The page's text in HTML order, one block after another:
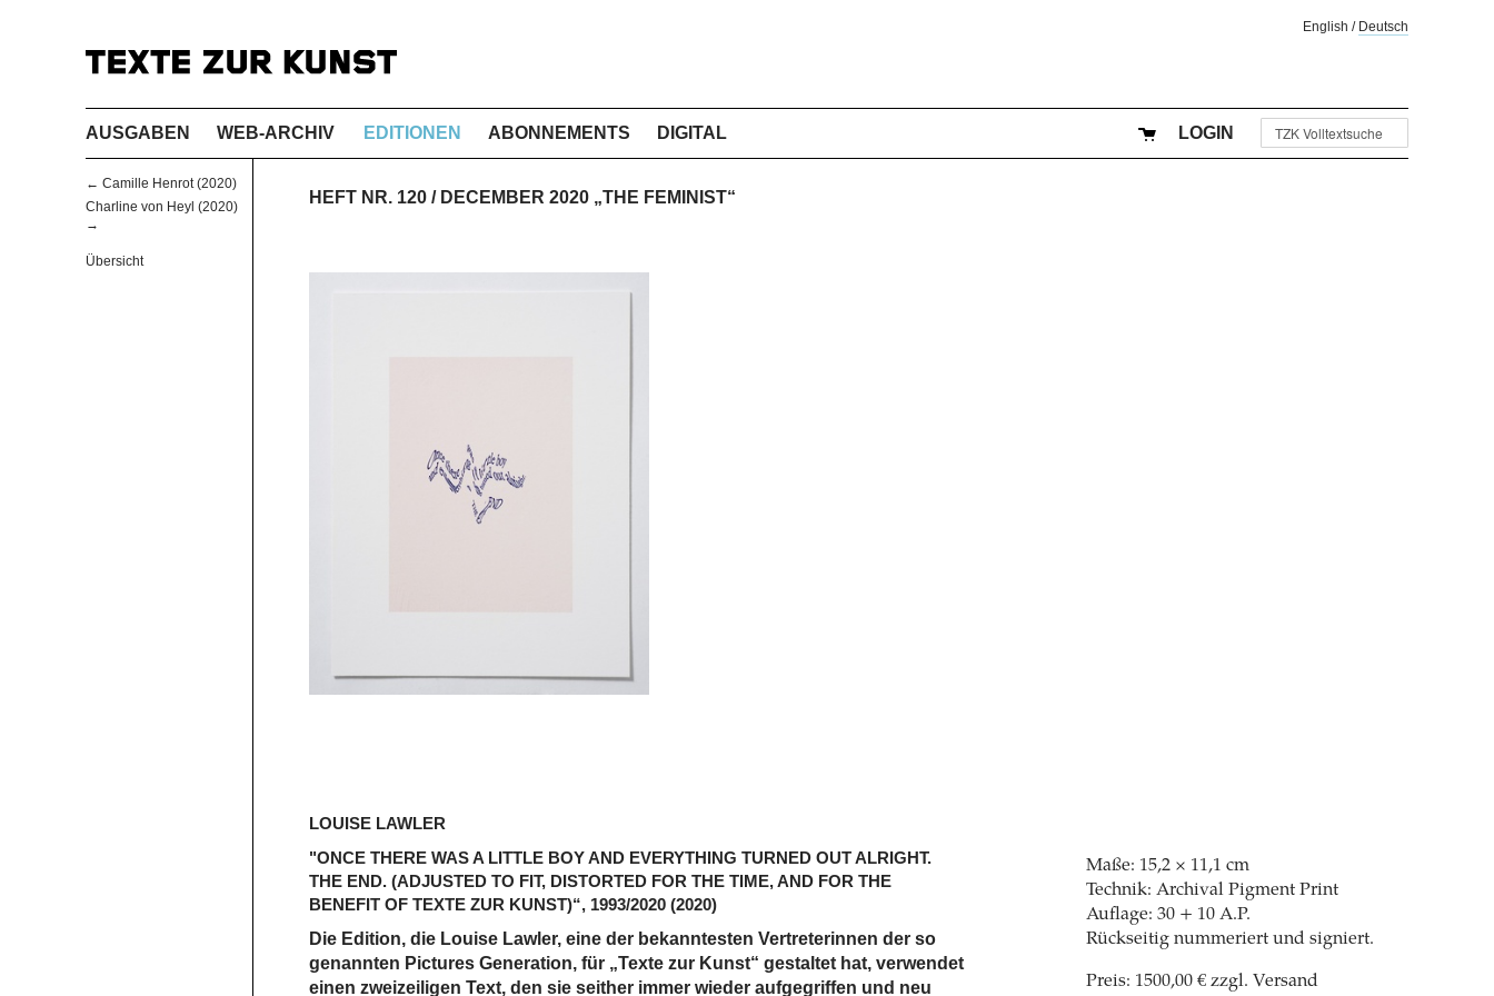
English / Deutsch
AUSGABEN WEB-ARCHIV EDITIONEN ABONNEMENTS DIGITAL LOGIN
← Camille Henrot (2020)
Charline von Heyl (2020)
→
Übersicht
HEFT NR. 120 / DECEMBER 2020 „THE FEMINIST“
LOUISE LAWLER
"ONCE THERE WAS A LITTLE BOY AND EVERYTHING TURNED OUT ALRIGHT.
THE END. (ADJUSTED TO FIT, DISTORTED FOR THE TIME, AND FOR THE
BENEFIT OF TEXTE ZUR KUNST)“, 1993/2020 (2020)
Die Edition, die Louise Lawler, eine der bekanntesten Vertreterinnen der so
genannten Pictures Generation, für „Texte zur Kunst“ gestaltet hat, verwendet
einen zweizeiligen Text, den sie seither immer wieder aufgegriffen und neu
Maße: 15,2 × 11,1 cm
Technik: Archival Pigment Print
Auflage: 30 + 10 A.P.
Rückseitig nummeriert und signiert.
Preis: 1500,00 € zzgl. Versand